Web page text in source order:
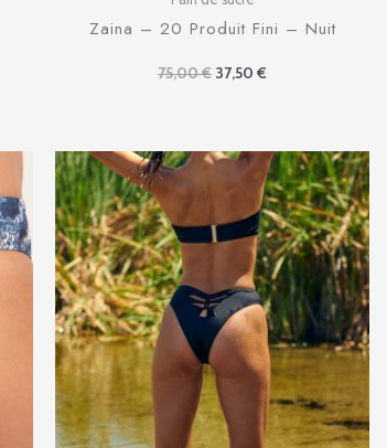
Zaina – 20 Produit Fini – Nuit
75,00€ 37,50 €